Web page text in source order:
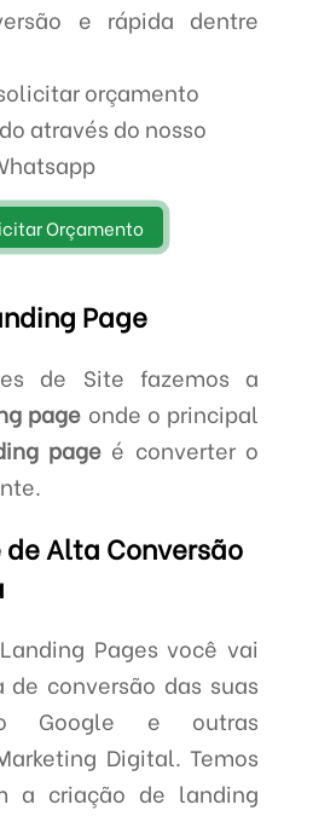
e rápida dentre
orçamento
através do nosso
Orçamento
Page
de Site fazemos a
page onde o principal
page é converter o
Alta Conversão
Pages você vai
conversão das suas
Google e outras
Digital. Temos
a criação de landing